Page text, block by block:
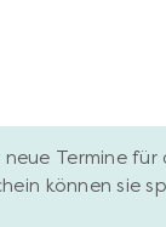
Termine für
können sie